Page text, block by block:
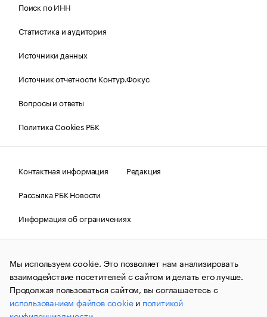
Поиск по ИНН
Статистика и аудитория
Источники данных
Источник отчетности Контур.Фокус
Вопросы и ответы
Политика Cookies РБК
Контактная информация
Редакция
Рассылка РБК Новости
Информация об ограничениях
Правовая информация
О соблюдении авторских прав
© АО «РОСБИЗНЕСКОНСАЛТИНГ»,1995–2026.Сообщения
и материалы информационного агентства «РБК»
(зарегистрировано Федеральной службой по надзору в сфере
связи, информационных технологий и массовых
коммуникаций (Роскомнадзор) 09.12.2015 за номером ИА
№ФС77-63848) сопровождаются пометкой «РБК». Отдельные
Мы используем cookie. Это позволяет нам анализировать
взаимодействие посетителей с сайтом и делать его лучше.
Продолжая пользоваться сайтом, вы соглашаетесь с
использованием файлов cookieи политикой